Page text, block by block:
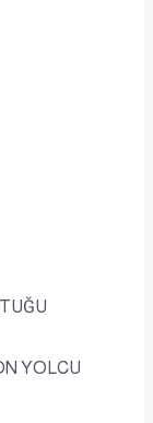
YOLCU